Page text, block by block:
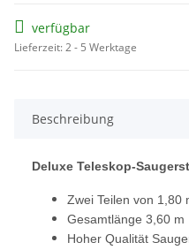
verfügbar
Lieferzeit: 2 - 5 Werktage
Beschreibung
Deluxe Teleskop-
Zwei Teilen von 1,80
Gesamtlänge 3,60 m
Hoher Qualität